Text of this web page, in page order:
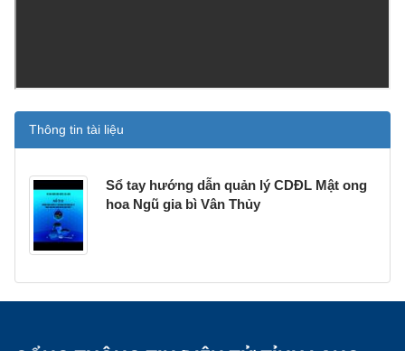
Thông tin tài liệu
Sổ tay hướng dẫn quản lý CDĐL Mật ong
hoa Ngũ gia bì Vân Thủy